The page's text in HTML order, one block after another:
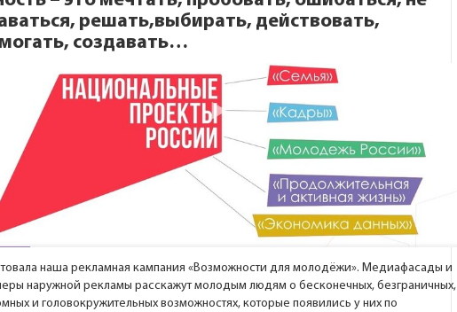
решать,выбирать, действовать,
создавать…
наша рекламная кампания «Возможности для молодёжи». Медиафасады и
наружной рекламы расскажут молодым людям о бесконечных, безграничных,
и головокружительных возможностях, которые появились у них по